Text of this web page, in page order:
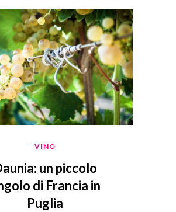
VINO
un piccolo
di Francia in
Puglia